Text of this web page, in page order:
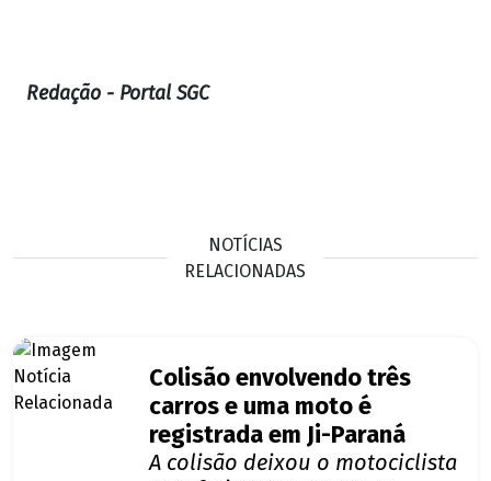
Redação - Portal SGC
NOTÍCIAS
RELACIONADAS
Colisão envolvendo três
carros e uma moto é
registrada em Ji-Paraná
A colisão deixou o motociclista